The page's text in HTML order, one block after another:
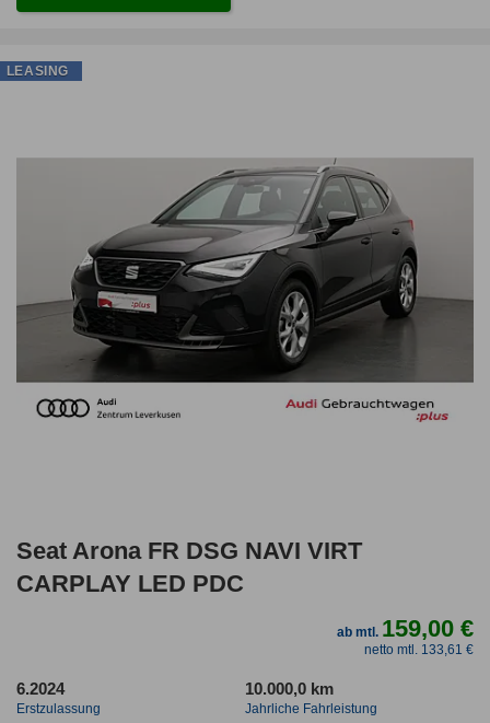
Seat Arona FR DSG NAVI VIRT
CARPLAY LED PDC
ab mtl. 159,00 €
netto mtl. 133,61 €
6.2024
Erstzulassung
10.000,0 km
Jahrliche Fahrleistung
LEASING